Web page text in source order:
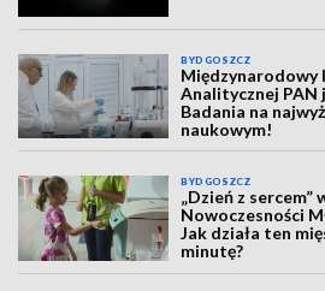
BYDGOSZCZ
Analitycznej PAN
Badania na
naukowym!
BYDGOSZCZ
„Dzień z sercem”
Nowoczesności
Jak działa ten
minutę?